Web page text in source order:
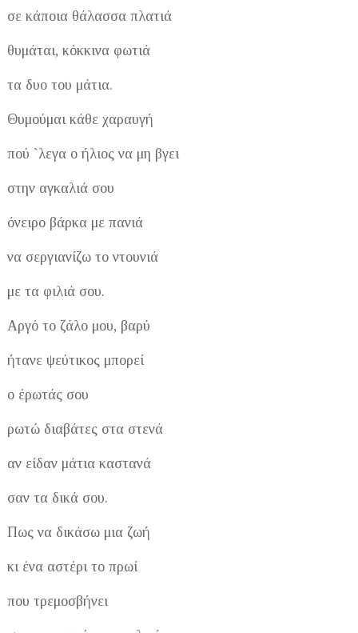
σε κάποια θάλασσα πλατιά
θυμάται, κόκκινα φωτιά
τα δυο του μάτια.
Θυμούμαι κάθε χαραυγή
πού `λεγα ο ήλιος να μη βγει
στην αγκαλιά σου
όνειρο βάρκα με πανιά
να σεργιανίζω το ντουνιά
με τα φιλιά σου.
Αργό το ζάλο μου, βαρύ
ήτανε ψεύτικος μπορεί
ο έρωτάς σου
ρωτώ διαβάτες στα στενά
αν είδαν μάτια καστανά
σαν τα δικά σου.
Πως να δικάσω μια ζωή
κι ένα αστέρι το πρωί
που τρεμοσβήνει